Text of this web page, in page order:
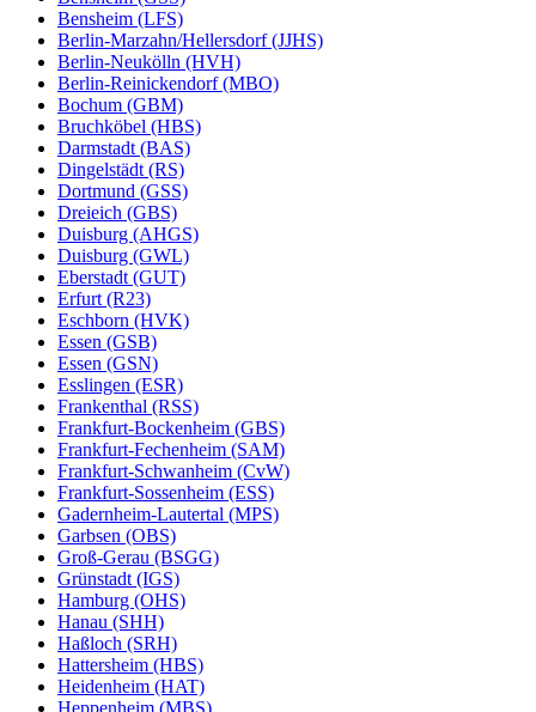
Bensheim (LFS)
Berlin-Marzahn/Hellersdorf (JJHS)
Berlin-Neukölln (HVH)
Berlin-Reinickendorf (MBO)
Bochum (GBM)
Bruchköbel (HBS)
Darmstadt (BAS)
Dingelstädt (RS)
Dortmund (GSS)
Dreieich (GBS)
Duisburg (AHGS)
Duisburg (GWL)
Eberstadt (GUT)
Erfurt (R23)
Eschborn (HVK)
Essen (GSB)
Essen (GSN)
Esslingen (ESR)
Frankenthal (RSS)
Frankfurt-Bockenheim (GBS)
Frankfurt-Fechenheim (SAM)
Frankfurt-Schwanheim (CvW)
Frankfurt-Sossenheim (ESS)
Gadernheim-Lautertal (MPS)
Garbsen (OBS)
Groß-Gerau (BSGG)
Grünstadt (IGS)
Hamburg (OHS)
Hanau (SHH)
Haßloch (SRH)
Hattersheim (HBS)
Heidenheim (HAT)